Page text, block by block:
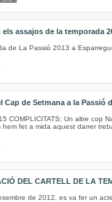
assajos de la temporada
de La Passió 2013 a
Cap de Setmana a la Passió
COMPLICITATS: Un altre cop
hem fet a mida aquest darrer
DEL CARTELL DE LA
de 2012, es va fer un